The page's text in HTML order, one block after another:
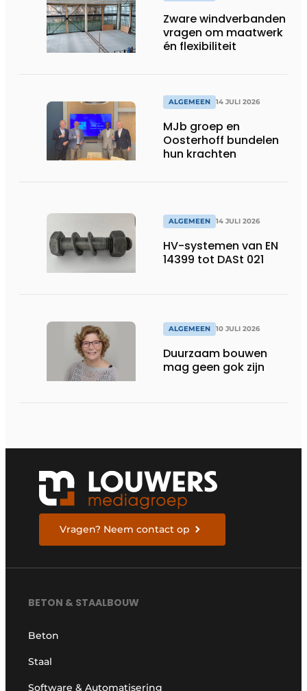
Zware windverbanden
vragen om maatwerk
én flexibiliteit
ALGEMEEN 14 JULI 2026
MJb groep en
Oosterhoff bundelen
hun krachten
ALGEMEEN 14 JULI 2026
HV-systemen van EN
14399 tot DASt 021
ALGEMEEN 10 JULI 2026
Duurzaam bouwen
mag geen gok zijn
Vragen? Neem contact op
BETON & STAALBOUW
Beton
Staal
Software & Automatisering